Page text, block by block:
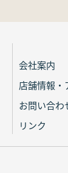
会社案内
店舗情報・
お問い合わ
リンク